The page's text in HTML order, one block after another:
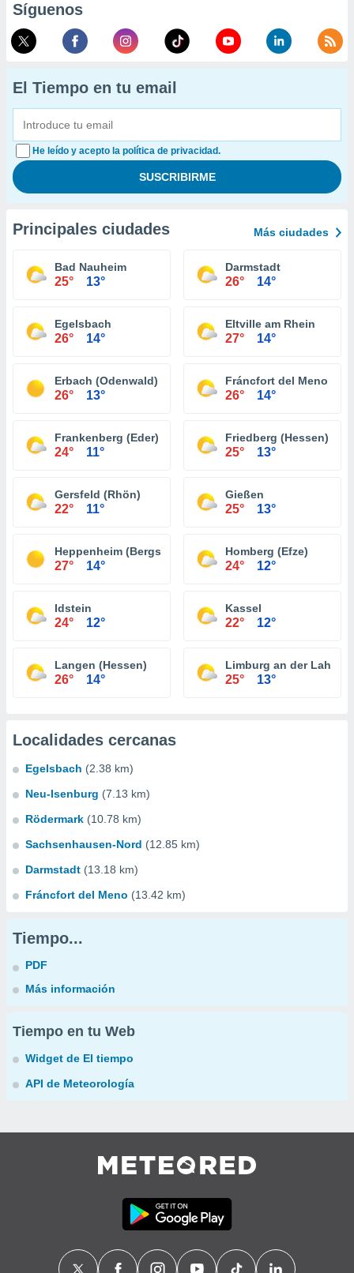
Síguenos
El Tiempo en tu email
He leído y acepto la política de privacidad.
Principales ciudades Más ciudades
Bad Nauheim
25° 13°
Darmstadt
26° 14°
Egelsbach
26° 14°
Eltville am Rhein
27° 14°
Erbach (Odenwald)
26° 13°
Fráncfort del Meno
26° 14°
Frankenberg (Eder)
24° 11°
Friedberg (Hessen)
25° 13°
Gersfeld (Rhön)
22° 11°
Gießen
25° 13°
Heppenheim (Bergstraße)
27° 14°
Homberg (Efze)
24° 12°
Idstein
24° 12°
Kassel
22° 12°
Langen (Hessen)
26° 14°
Limburg an der Lahn
25° 13°
Localidades cercanas
Egelsbach (2.38 km)
Neu-Isenburg (7.13 km)
Rödermark (10.78 km)
Sachsenhausen-Nord (12.85 km)
Darmstadt (13.18 km)
Fráncfort del Meno (13.42 km)
Tiempo...
PDF
Más información
Tiempo en tu Web
Widget de El tiempo
API de Meteorología